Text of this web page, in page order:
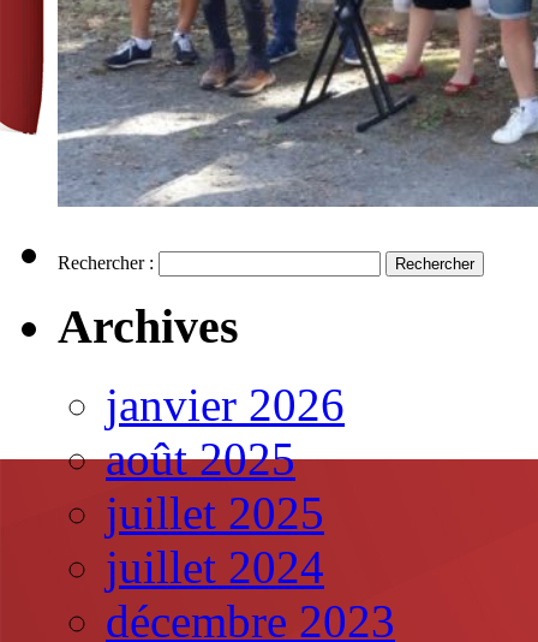
Rechercher :
Archives
janvier 2026
août 2025
juillet 2025
juillet 2024
décembre 2023